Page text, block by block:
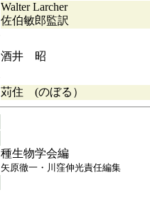
Walter Larcher
佐伯敏郎監訳
酒井 昭
苅住 (のぼる）
種生物学会編
矢原徹一・川窪伸光責任編集